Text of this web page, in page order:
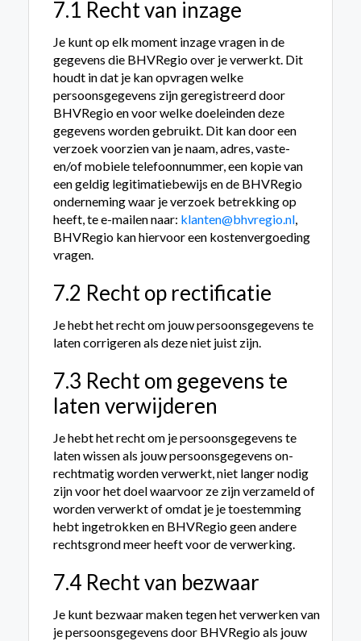
7.1 Recht van inzage
Je kunt op elk moment inzage vragen in de
gegevens die BHVRegio over je verwerkt. Dit
houdt in dat je kan opvragen welke
persoonsgegevens zijn geregistreerd door
BHVRegio en voor welke doeleinden deze
gegevens worden gebruikt. Dit kan door een
verzoek voorzien van je naam, adres, vaste-
en/of mobiele telefoon­nummer, een kopie van
een geldig legitimatiebewijs en de BHVRegio
onderneming waar je verzoek betrekking op
heeft, te e-mailen naar: klanten@bhvregio.nl,
BHVRegio kan hiervoor een kostenvergoeding
vragen.
7.2 Recht op rectificatie
Je hebt het recht om jouw persoonsgegevens te
laten corrigeren als deze niet juist zijn.
7.3 Recht om gegevens te
laten verwijderen
Je hebt het recht om je persoonsgegevens te
laten wissen als jouw persoonsgegevens on­
rechtmatig worden verwerkt, niet langer nodig
zijn voor het doel waarvoor ze zijn verzameld of
worden verwerkt of omdat je je toestemming
hebt ingetrokken en BHVRegio geen andere
rechtsgrond meer heeft voor de verwerking.
7.4 Recht van bezwaar
Je kunt bez­waar maken tegen het verwerken van
je persoonsgegevens door BHVRegio als jouw